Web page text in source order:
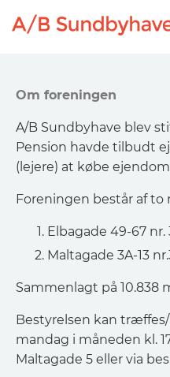
Om foreningen
A/B Sundbyhave blev
Pension havde tilbudt
(lejere) at købe
Foreningen består af to
Elbagade 49-67 nr.
Maltagade 3A-13
Sammenlagt på 10.838
Bestyrelsen kan
mandag i måneden kl.
Maltagade 5 eller via